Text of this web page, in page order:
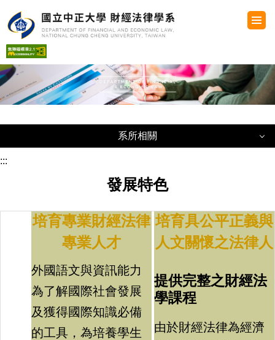
到
要
內
容
區
系所相關
系所簡介
系所學術活動及成果
財經法律研究中心(另開新視窗)
:::
發展特色
培育專業財經法律
專業人才
培育具公平正義與
人文關懷之法律人
外國語文與資訊能力
為了解國際社會發展
及獲得國際知識必備
的工具，為培養學生
提供完整之財經法
學課程
由於財經法律為經濟